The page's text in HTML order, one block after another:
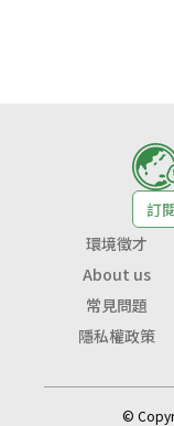
訂
環境徵才
About us
常見問題
隱私權政策
©